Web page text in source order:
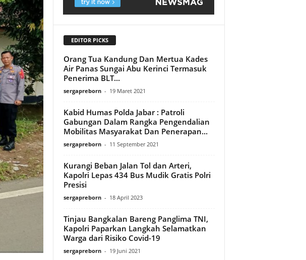
EDITOR PICKS
Orang Tua Kandung Dan Mertua Kades
Air Panas Sungai Abu Kerinci Termasuk
Penerima BLT...
sergapreborn - 19 Maret 2021
Kabid Humas Polda Jabar : Patroli
Gabungan Dalam Rangka Pengendalian
Mobilitas Masyarakat Dan Penerapan...
sergapreborn - 11 September 2021
Kurangi Beban Jalan Tol dan Arteri,
Kapolri Lepas 434 Bus Mudik Gratis Polri
Presisi
sergapreborn - 18 April 2023
Tinjau Bangkalan Bareng Panglima TNI,
Kapolri Paparkan Langkah Selamatkan
Warga dari Risiko Covid-19
sergapreborn - 19 Juni 2021